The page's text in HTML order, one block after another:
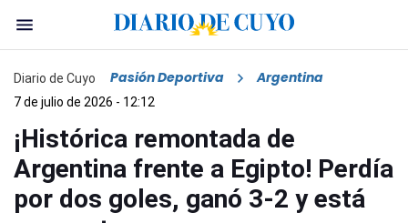
Diario de Cuyo Pasión Deportiva Argentina
7 de julio de 2026 - 12:12
¡Histórica remontada de
Argentina frente a Egipto! Perdía
por dos goles, ganó 3-2 y está